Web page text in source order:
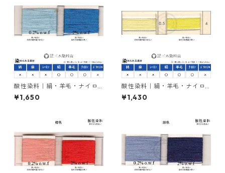
酸性染料｜絹・羊毛・ナイロ
ンを染める｜20g｜カヤノー
ルミーリングブルーBW（青
¥1,650
酸性染料｜絹・羊毛・ナイロ
ンを染める｜20g｜カヤノー
ルミーリングエロー5GW（黄
¥1,430